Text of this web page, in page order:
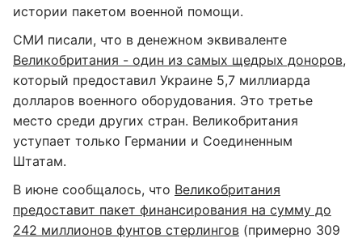
истории пакетом военной помощи.
СМИ писали, что в денежном эквиваленте
Великобритания - один из самых щедрых доноров,
который предоставил Украине 5,7 миллиарда
долларов военного оборудования. Это третье
место среди других стран. Великобритания
уступает только Германии и Соединенным
Штатам.
В июне сообщалось, что Великобритания
предоставит пакет финансирования на сумму до
242 миллионов фунтов стерлингов (примерно 309